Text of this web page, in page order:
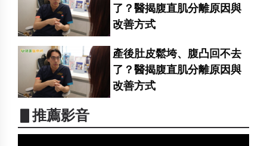
了？醫揭腹直肌分離原因與
改善方式
產後肚皮鬆垮、腹凸回不去
了？醫揭腹直肌分離原因與
改善方式
▋推薦影音